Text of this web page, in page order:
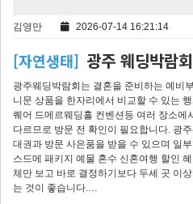
김영만 2026-07-14 16:21:14
[자연생태] 광주 웨딩박람회
광주웨딩박람회는 결혼을 준비하는 예비
니문 상품을 한자리에서 비교할 수 있는
퀘어 드메르웨딩홀 컨벤션등 여러 장소에
다르므로 방문 전 확인이 필요합니다. 광
대권과 방문 사은품을 받을 수 있으며 일
스드메 패키지 예물 혼수 신혼여행 할인
체만 보고 바로 결정하기보다 두세 곳 이
는 것이 좋습니다.…